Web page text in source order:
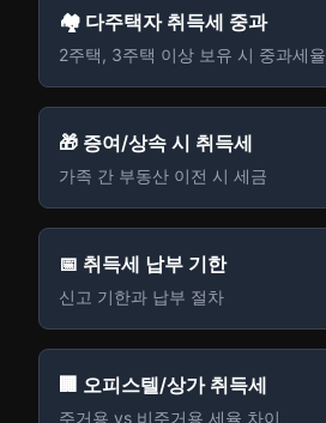
🏘️ 다주택자 취득세 중과
2주택, 3주택 이상 보유 시 중과세율
🎁 증여/상속 시 취득세
가족 간 부동산 이전 시 세금
📅 취득세 납부 기한
신고 기한과 납부 절차
🏢 오피스텔/상가 취득세
주거용 vs 비주거용 세율 차이